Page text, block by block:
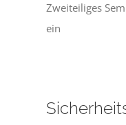
Zweiteiliges
ein